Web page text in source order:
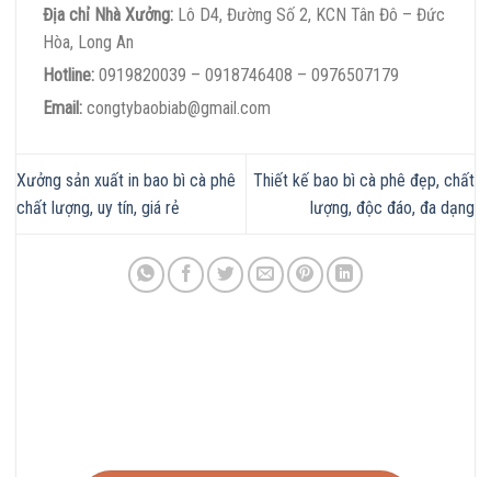
Địa chỉ Nhà Xưởng: Lô D4, Đường Số 2, KCN Tân Đô – Đức
Hòa, Long An
Hotline: 0919820039 – 0918746408 – 0976507179
Email: congtybaobiab@gmail.com
Xưởng sản xuất in bao bì cà phê
chất lượng, uy tín, giá rẻ
Thiết kế bao bì cà phê đẹp, chất
lượng, độc đáo, đa dạng